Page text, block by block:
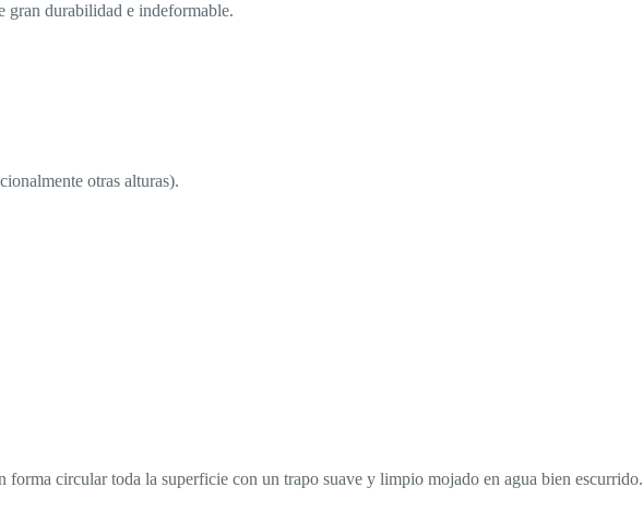
gran durabilidad e indeformable.
otras alturas).
forma circular toda la superficie con un trapo suave y limpio mojado en agua bien escurrido.